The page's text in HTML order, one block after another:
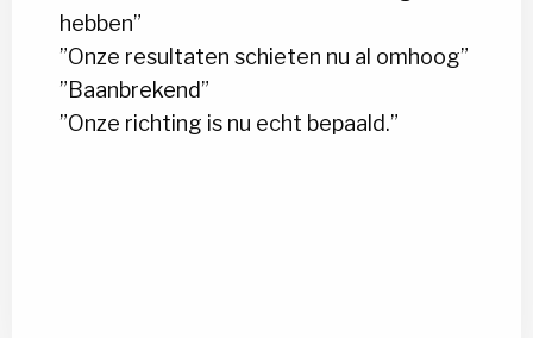
hebben”
”Onze resultaten schieten nu al omhoog”
”Baanbrekend”
”Onze richting is nu echt bepaald.”